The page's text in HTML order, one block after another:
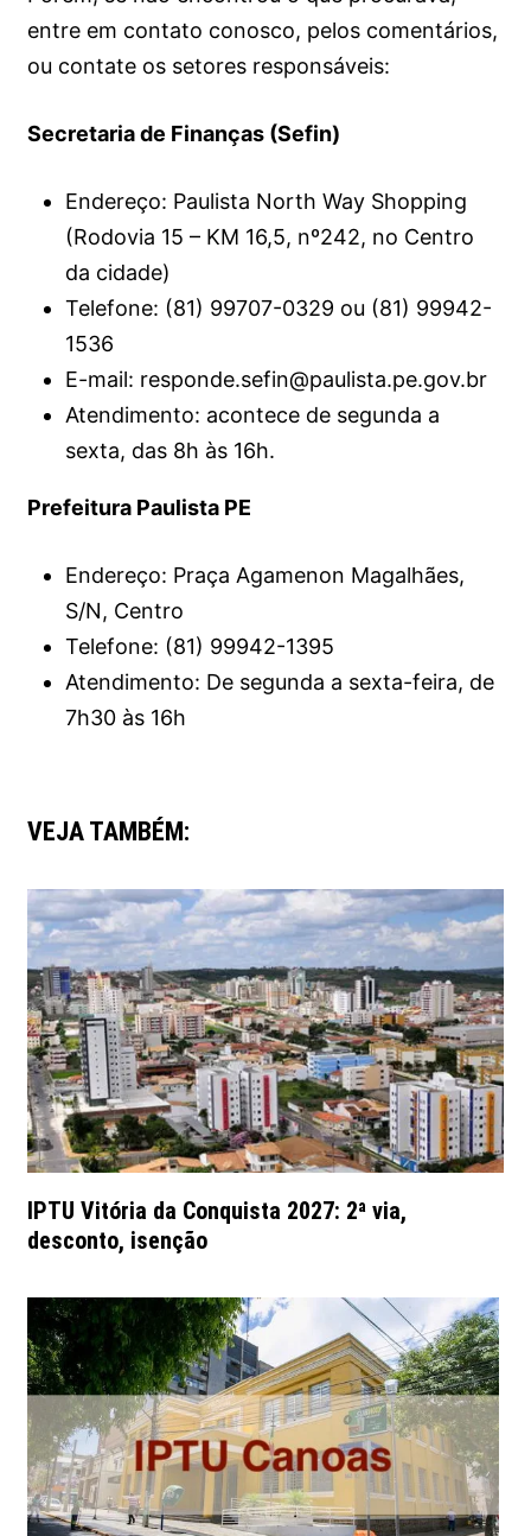
entre em contato conosco, pelos comentários,
ou contate os setores responsáveis:
Secretaria de Finanças (Sefin)
Endereço: Paulista North Way Shopping
(Rodovia 15 – KM 16,5, nº242, no Centro
da cidade)
Telefone: (81) 99707-0329 ou (81) 99942-
1536
E-mail: responde.sefin@paulista.pe.gov.br
Atendimento: acontece de segunda a
sexta, das 8h às 16h.
Prefeitura Paulista PE
Endereço: Praça Agamenon Magalhães,
S/N, Centro
Telefone: (81) 99942-1395
Atendimento: De segunda a sexta-feira, de
7h30 às 16h
VEJA TAMBÉM:
IPTU Vitória da Conquista 2027: 2ª via,
desconto, isenção